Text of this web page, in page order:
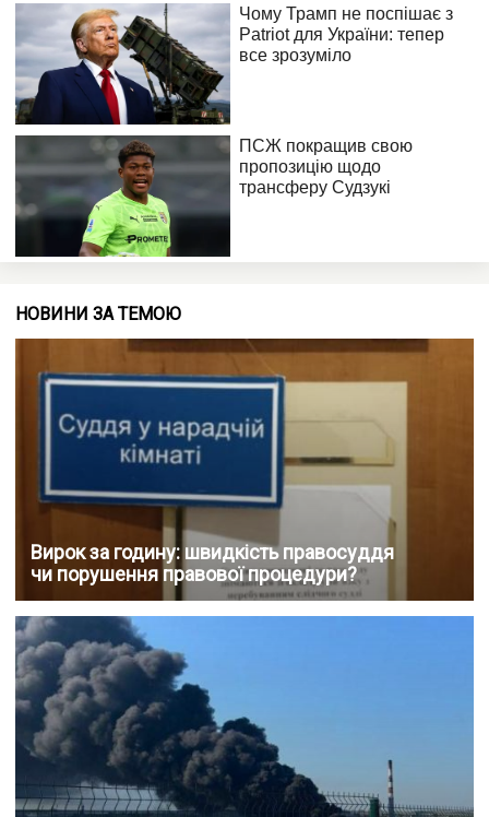
НОВИНИ ЗА ТЕМОЮ
Вирок за годину: швидкість правосуддя
чи порушення правової процедури?